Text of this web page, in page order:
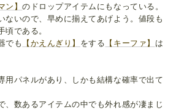
ン】のドロップアイテムにもなっている。
ないので、早めに揃えてあげよう。値段も
頃である。
でも
【かえんぎり】 をする 【キーファ】 は
用パネルがあり、しかも結構な確率で出て
、数あるアイテムの中でも外れ感が凄まじ